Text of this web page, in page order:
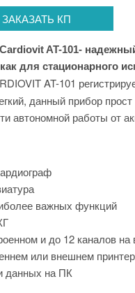
ЗАКАЗАТЬ КП
AT-101- н
для стационарного
AT-101
данный прибор
автономной работы от
важных функций
и до 12 каналов
или внешнем
данных на ПК